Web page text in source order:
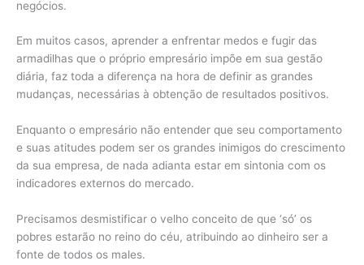
negócios.
Em muitos casos, aprender a enfrentar medos e fugir das
armadilhas que o próprio empresário impõe em sua gestão
diária, faz toda a diferença na hora de definir as grandes
mudanças, necessárias à obtenção de resultados positivos.
Enquanto o empresário não entender que seu comportamento
e suas atitudes podem ser os grandes inimigos do crescimento
da sua empresa, de nada adianta estar em sintonia com os
indicadores externos do mercado.
Precisamos desmistificar o velho conceito de que ‘só’ os
pobres estarão no reino do céu, atribuindo ao dinheiro ser a
fonte de todos os males.